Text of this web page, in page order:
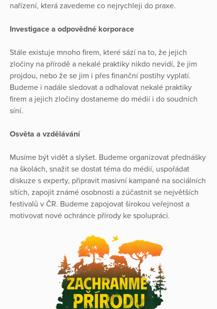
nařízení, která zavedeme co nejrychleji do praxe.
Investigace a odpovědné korporace
Stále existuje mnoho firem, které sází na to, že jejich
zločiny na přírodě a nekalé praktiky nikdo nevidí, že jim
projdou, nebo že se jim i přes finanční postihy vyplatí.
Budeme i nadále sledovat a odhalovat nekalé praktiky
firem a jejich zločiny dostaneme do médií i do soudních
síní.
Osvěta a vzdělávání
Musíme být vidět a slyšet. Budeme organizovat přednášky
na školách, snažit se dostat téma do médií, uspořádat
diskuze s experty, připravit masivní kampaně na sociálních
sítích, zapojit známé osobnosti a zúčastnit se největších
festivalů v ČR. Budeme zapojovat širokou veřejnost a
motivovat nové ochránce přírody ke spolupráci.